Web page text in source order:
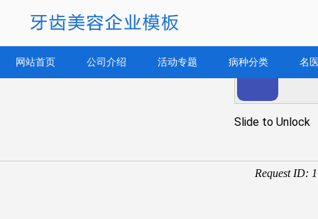
网站首页 公司介绍 活动专题 病种分类 名